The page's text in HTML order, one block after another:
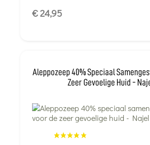
€ 24,95
Aleppozeep 40% Speciaal
Zeer Gevoelige Huid -